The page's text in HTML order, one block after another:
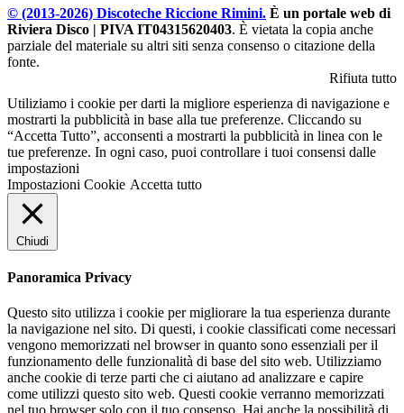
© (2013-2026) Discoteche Riccione Rimini. È un portale web di
Riviera Disco | PIVA IT04315620403. È vietata la copia anche
parziale del materiale su altri siti senza consenso o citazione della
fonte.
Rifiuta tutto
Utiliziamo i cookie per darti la migliore esperienza di navigazione e
mostrarti la pubblicità in base alla tue preferenze. Cliccando su
“Accetta Tutto”, acconsenti a mostrarti la pubblicità in linea con le
tue preferenze. In ogni caso, puoi controllare i tuoi consensi dalle
impostazioni
Impostazioni Cookie Accetta tutto
Chiudi
Panoramica Privacy
Questo sito utilizza i cookie per migliorare la tua esperienza durante
la navigazione nel sito. Di questi, i cookie classificati come necessari
vengono memorizzati nel browser in quanto sono essenziali per il
funzionamento delle funzionalità di base del sito web. Utilizziamo
anche cookie di terze parti che ci aiutano ad analizzare e capire
come utilizzi questo sito web. Questi cookie verranno memorizzati